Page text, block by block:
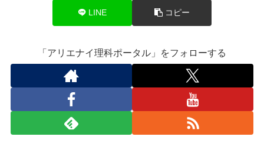
LINE コピー
「アリエナイ理科ポータル」をフォローする